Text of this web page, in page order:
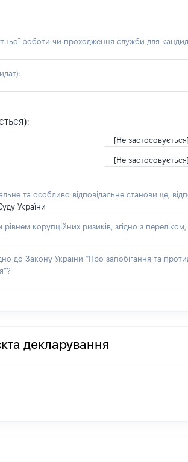
роботи чи проходження служби для
:
[Не застосовується]
[Не застосовується]
та особливо відповідальне становище,
України
корупційних ризиків, згідно з
до Закону України “Про запобігання та
декларування